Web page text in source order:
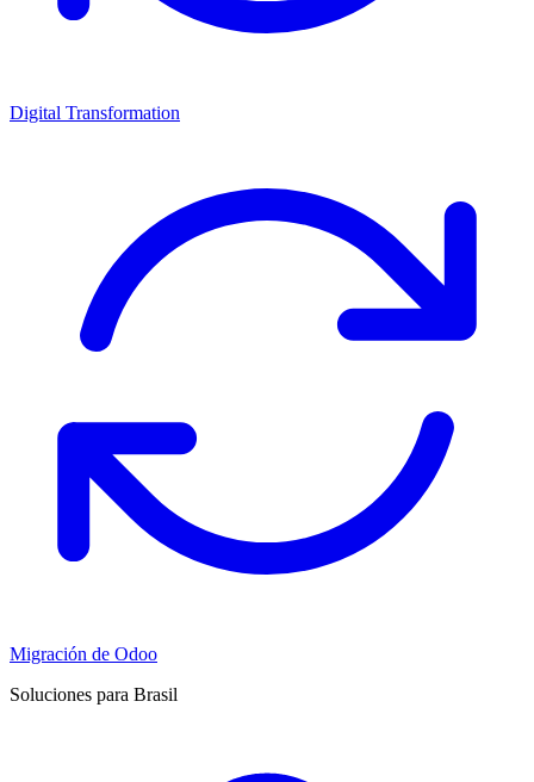
Digital Transformation
Migración de Odoo
Soluciones para Brasil